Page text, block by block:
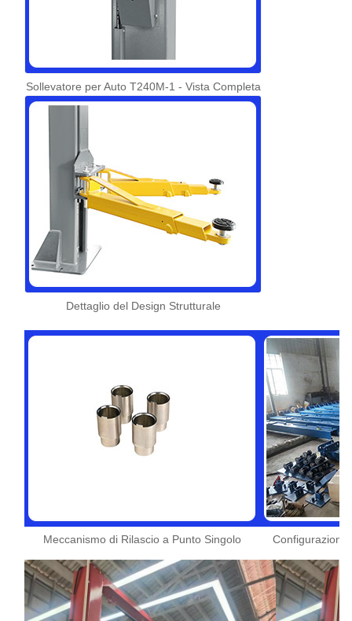
Sollevatore per Auto T240M-1 - Vista Completa
Dettaglio del Design Strutturale
Meccanismo di Rilascio a Punto Singolo Configurazione